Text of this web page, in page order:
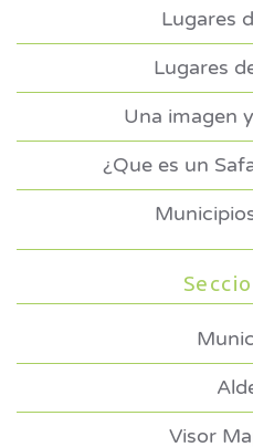
Lugares
Lugares
Una imagen
¿Que es un
Visor